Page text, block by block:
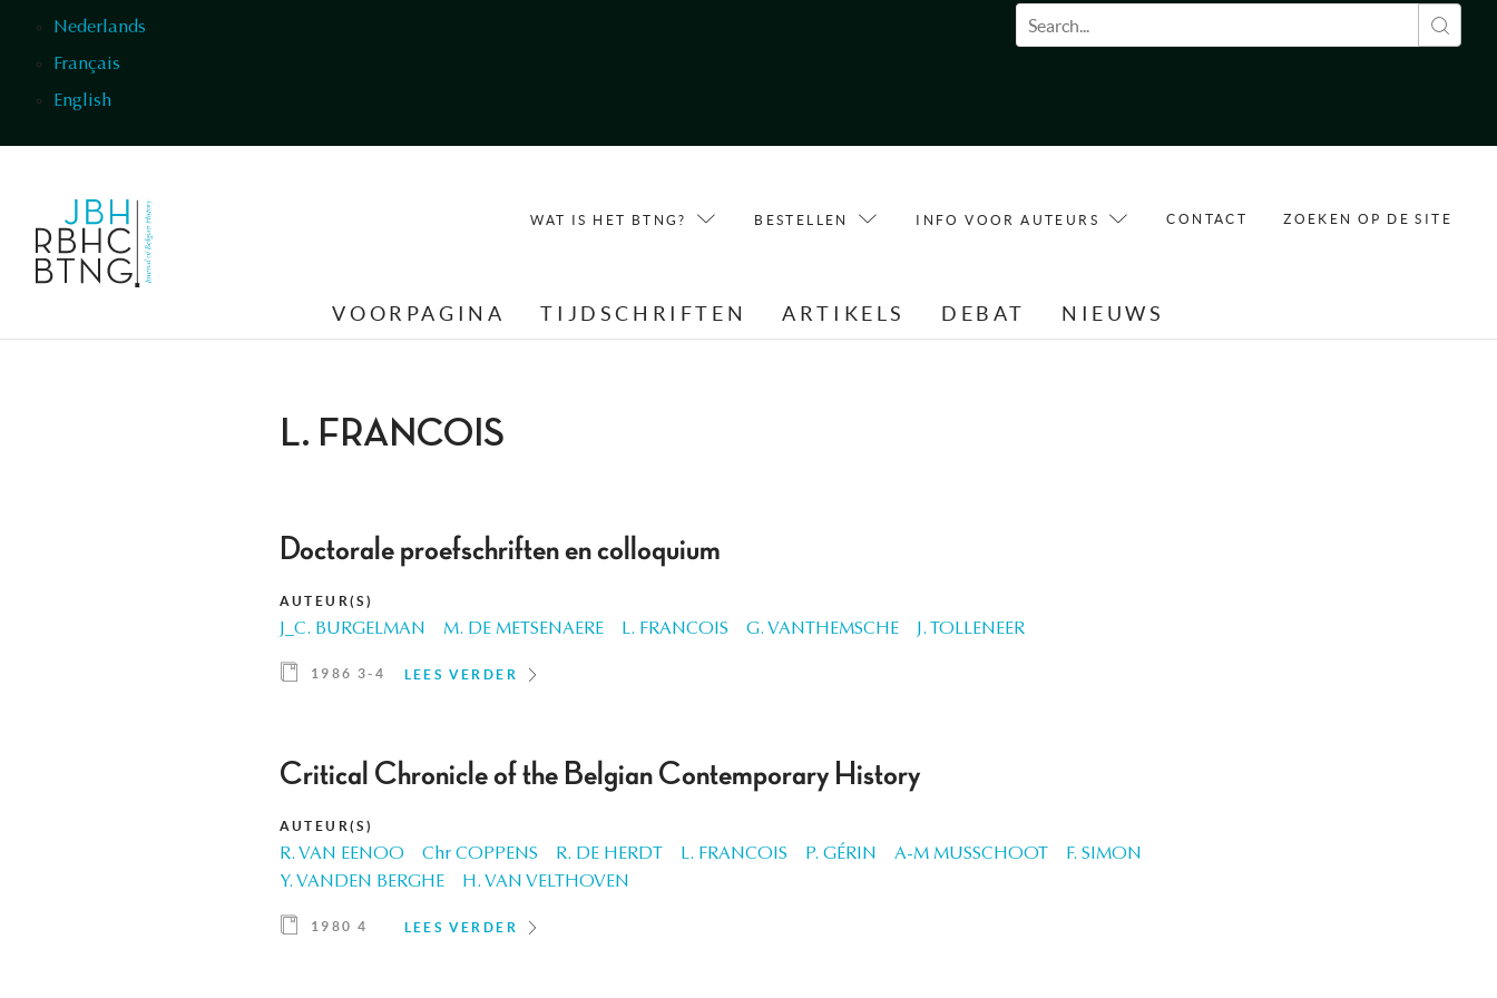
Nederlands
Français
English
Zoekveld
WAT IS HET BTNG? BESTELLEN INFO VOOR AUTEURS CONTACT ZOEKEN OP DE SITE
VOORPAGINA TIJDSCHRIFTEN ARTIKELS DEBAT NIEUWS
L. FRANCOIS
Doctorale proefschriften en colloquium
AUTEUR(S)
J_C. BURGELMAN M. DE METSENAERE L. FRANCOIS G. VANTHEMSCHE J. TOLLENEER
1986 3-4 LEES VERDER
Critical Chronicle of the Belgian Contemporary History
AUTEUR(S)
R. VAN EENOO Chr COPPENS R. DE HERDT L. FRANCOIS P. GÉRIN A-M MUSSCHOOT
F. SIMON
Y. VANDEN BERGHE
H. VAN VELTHOVEN
1980 4 LEES VERDER